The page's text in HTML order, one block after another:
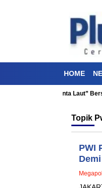
HOME
“Aku Cinta Laut”
Topik
PWI